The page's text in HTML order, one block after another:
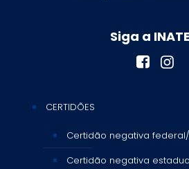
Siga a
CERTIDÕES
Certidão negativa federal/
Certidão negativa